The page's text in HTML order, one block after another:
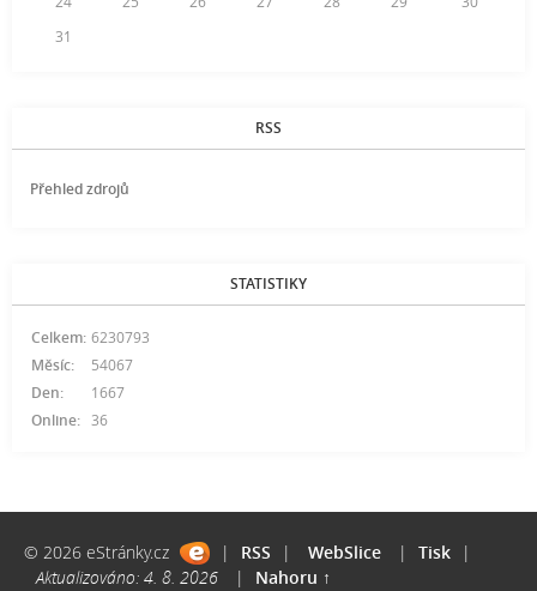
31
RSS
Přehled zdrojů
STATISTIKY
Online: 36
Celkem: 6230793
Měsíc:
54067
Den:
1667
© 2026 eStránky.cz | RSS | WebSlice | Tisk
|
Aktualizováno: 4. 8. 2026
| Nahoru ↑